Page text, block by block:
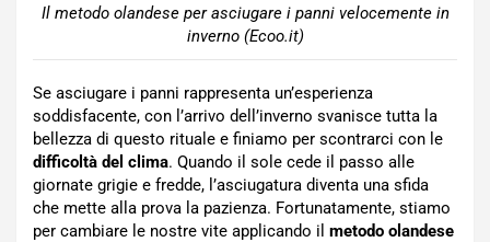
Il metodo olandese per asciugare i panni velocemente in
inverno (Ecoo.it)
Se asciugare i panni rappresenta un’esperienza
soddisfacente, con l’arrivo dell’inverno svanisce tutta la
bellezza di questo rituale e finiamo per scontrarci con le
difficoltà del clima. Quando il sole cede il passo alle
giornate grigie e fredde, l’asciugatura diventa una sfida
che mette alla prova la pazienza. Fortunatamente, stiamo
per cambiare le nostre vite applicando il metodo olandese